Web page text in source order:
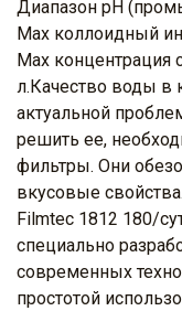
Диапазон рН
Max коллоидный
Max концентрация
л.Качество воды в
актуальной
решить ее,
фильтры. Они
вкусовые
Filmtec 1812 180/
специально
современных
простотой